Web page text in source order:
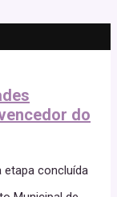
do
etapa concluída